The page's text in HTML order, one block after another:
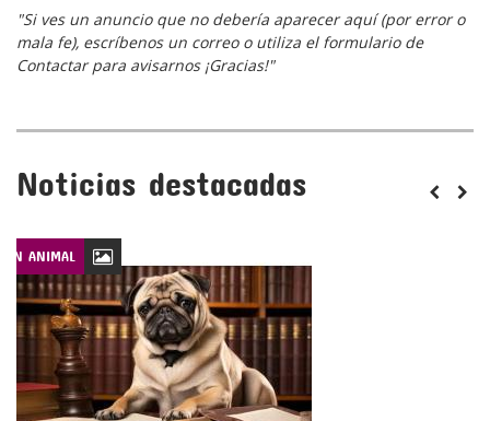
"Si ves un anuncio que no debería aparecer aquí (por error o
mala fe), escríbenos un correo o utiliza el formulario de
Contactar para avisarnos ¡Gracias!"
Noticias destacadas
ANIMAL